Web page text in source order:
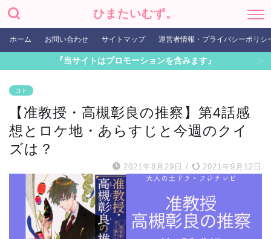
ひまたいむず。
ホーム お問い合わせ サイトマップ 運営者情報・プライバシーポリシ
『当サイトはプロモーションを含みます』
コト
【准教授・高槻彰良の推察】第4話感
想とロケ地・あらすじと今週のクイ
ズは？
2021年8月29日 / 2021年9月12日